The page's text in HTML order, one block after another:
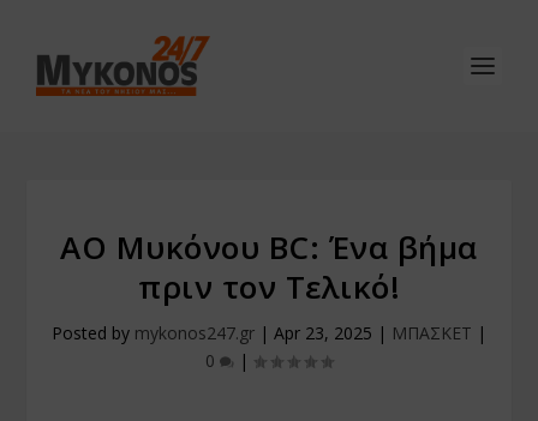
ΑΟ Μυκόνου BC: Ένα βήμα
πριν τον Τελικό!
Posted by mykonos247.gr | Apr 23, 2025 | ΜΠΑΣΚΕΤ |
0
|